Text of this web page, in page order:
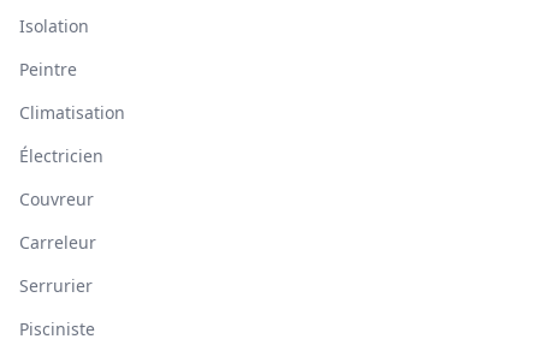
Isolation
Peintre
Climatisation
Électricien
Couvreur
Carreleur
Serrurier
Pisciniste